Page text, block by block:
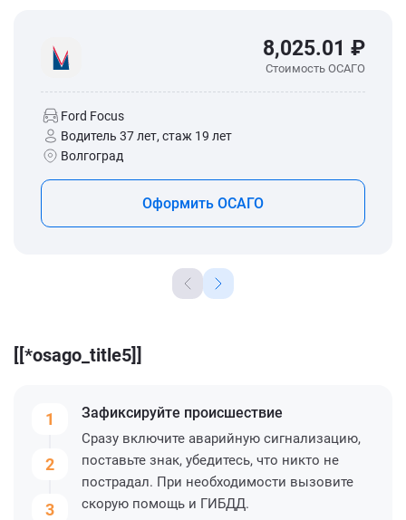
8,025.01 ₽
Стоимость ОСАГО
Ford Focus
Водитель 37 лет, стаж 19 лет
Волгоград
Оформить ОСАГО
[[*osago_title5]]
1
2
3
Зафиксируйте происшествие
Сразу включите аварийную сигнализацию,
поставьте знак, убедитесь, что никто не
пострадал. При необходимости вызовите
скорую помощь и ГИБДД.